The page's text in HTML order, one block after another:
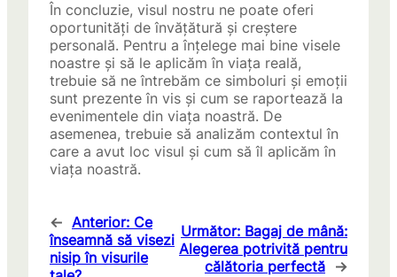
În concluzie, visul nostru ne poate oferi
oportunități de învățătură și creștere
personală. Pentru a înțelege mai bine visele
noastre și să le aplicăm în viața reală,
trebuie să ne întrebăm ce simboluri și emoții
sunt prezente în vis și cum se raportează la
evenimentele din viața noastră. De
asemenea, trebuie să analizăm contextul în
care a avut loc visul și cum să îl aplicăm în
viața noastră.
← Anterior: Ce
înseamnă să visezi
nisip în visurile
Următor: Bagaj de mână:
Alegerea potrivită pentru
călătoria perfectă →